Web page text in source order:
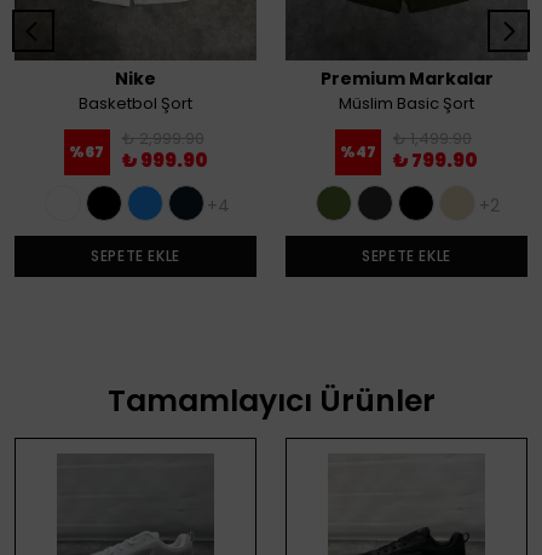
Nike
Basketbol Şort
%67
₺ 2,999.90
₺ 999.90
+4
SEPETE EKLE
Premium Markalar
Müslim Basic Şort
%47
₺ 1,499.90
₺ 799.90
+2
SEPETE EKLE
Tamamlayıcı Ürünler